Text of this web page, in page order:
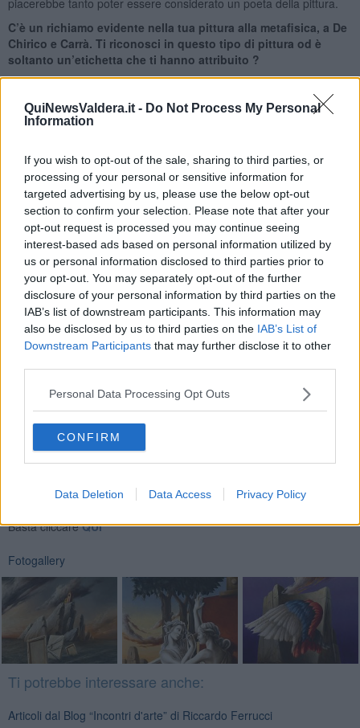
QuiNewsValdera.it - Do Not Process My Personal
Information
If you wish to opt-out of the sale, sharing to third parties, or
processing of your personal or sensitive information for
targeted advertising by us, please use the below opt-out
section to confirm your selection. Please note that after your
opt-out request is processed you may continue seeing
interest-based ads based on personal information utilized by
us or personal information disclosed to third parties prior to
your opt-out. You may separately opt-out of the further
disclosure of your personal information by third parties on the
IAB’s list of downstream participants. This information may
also be disclosed by us to third parties on the IAB’s List of
Downstream Participants that may further disclose it to other
Personal Data Processing Opt Outs
CONFIRM
Data Deletion Data Access Privacy Policy
C’è un richiamo evidente nella tua pittura alla metafisica, a De
Chirico e Carrà. Ti riconosci in questo tipo di pittura od è
soltanto un’etichetta che ti hanno attribuito ?
Sono affascinato dalla pittura metafisica, per il suo mistero e la sua
forza. A vedere un dipinto dove c’è un cielo verde che va a finire in
un giallo acido mi ponevo delle domande su quanto mistero e
sospensione delle cose, nel silenzio delle nostre coscienze, è una
cosa che mi attrae profondamente.
Essere a Firenze, con una tua mostra, nella culla del
Rinascimento e confrontarsi con autori come Michelangelo e
Leonardo ti spaventa ?
Avere una personale a Palazzo Medici Riccardi mette molta
soggezione, comunque non sono qui a misurarmi con questi grandi
maestri. Però credo che quando uno si mette in gioco non deve
misurarsi con i numeri piccoli, ma si deve misurare con i numeri
grandi. Avere un desiderio ambizioso di raggiungere una verità
poetica e pittorica.
Newsletter QUInews - ToscanaMedia.
Arriva gratis tutti i giorni
alle 20:00 direttamente nella tua casella di posta.
Basta cliccareQUI
Fotogallery
Ti potrebbe interessare anche:
Articoli dal Blog “Incontri d'arte” di Riccardo Ferrucci